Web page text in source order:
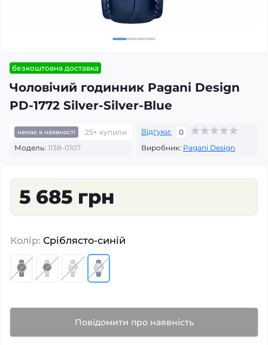
безкоштовна доставка
Чоловічий годинник Pagani Design
PD-1772 Silver-Silver-Blue
немає в наявності 25+ купили Відгуки:
0
Модель: 1138-0107 Виробник: Pagani Design
5 685 грн
Колір: Сріблясто-синій
Повідомити про наявність